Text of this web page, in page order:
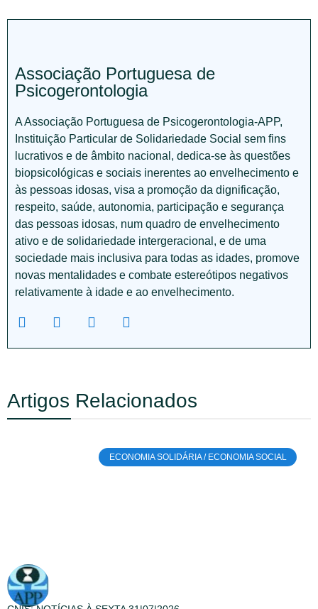
Associação Portuguesa de
Psicogerontologia
A Associação Portuguesa de Psicogerontologia-APP,
Instituição Particular de Solidariedade Social sem fins
lucrativos e de âmbito nacional, dedica-se às questões
biopsicológicas e sociais inerentes ao envelhecimento e
às pessoas idosas, visa a promoção da dignificação,
respeito, saúde, autonomia, participação e segurança
das pessoas idosas, num quadro de envelhecimento
ativo e de solidariedade intergeracional, e de uma
sociedade mais inclusiva para todas as idades, promove
novas mentalidades e combate estereótipos negativos
relativamente à idade e ao envelhecimento.
Artigos Relacionados
ECONOMIA SOLIDÁRIA / ECONOMIA SOCIAL